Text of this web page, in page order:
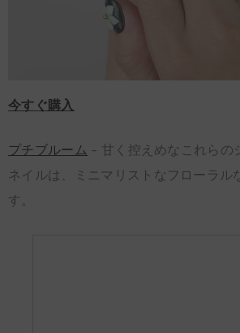
今すぐ購入
プチブルーム – 甘く控えめなこれらの
ネイルは、ミニマリストなフローラル
す。